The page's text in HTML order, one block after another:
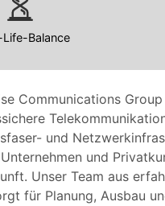
Communications
und
und
Unser Team aus
für Planung, Ausbau
Balance